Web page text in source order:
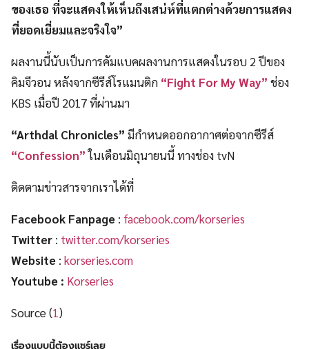
ของเธอ ที่จะแสดงให้เห็นถึงเสน่ห์ที่แตกต่างด้วยการแสดง
ที่ยอดเยี่ยมและจริงใจ”
ผลงานนี้นับเป็นการคัมแบคผลงานการแสดงในรอบ 2 ปีของ
คิมจีวอน หลังจากซีรีส์โรแมนติก “Fight For My Way” ช่อง
KBS เมื่อปี 2017 ที่ผ่านมา
“Arthdal Chronicles” มีกำหนดออกอากาศต่อจากซีรีส์
“Confession”ในเดือนมิถุนายนนี้ ทางช่อง tvN
ติดตามข่าวสารจากเราได้ที่
Facebook Fanpage : facebook.com/korseries
Twitter : twitter.com/korseries
Website : korseries.com
Youtube : Korseries
Source (1)